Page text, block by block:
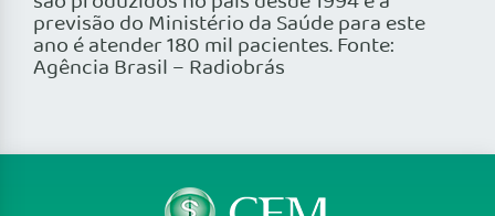
previsão do Ministério da Saúde para este
ano é atender 180 mil pacientes. Fonte:
Agência Brasil – Radiobrás